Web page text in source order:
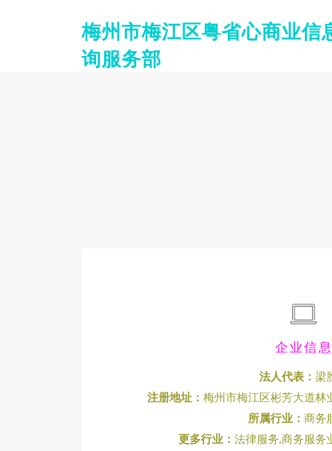
梅州市梅江区粤省心商业信
询服务部
企业信息
法人代表： 梁
注册地址： 梅州市梅江区彬芳大道林
所属行业： 商务
更多行业： 法律服务,商务服务